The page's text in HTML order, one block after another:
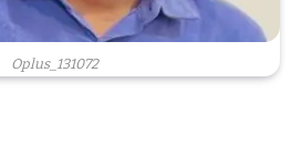
Oplus_131072